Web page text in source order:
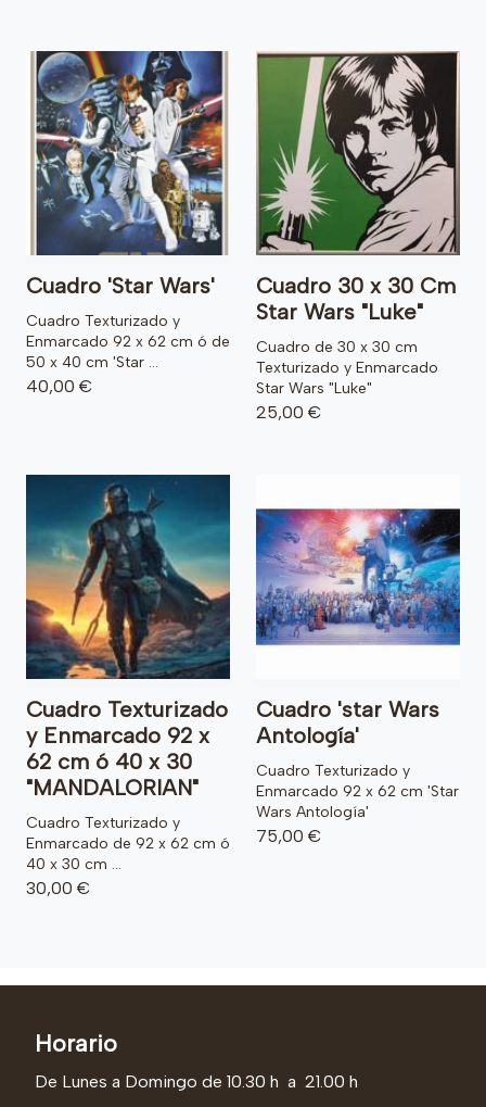
Cuadro 'Star Wars'
Cuadro Texturizado y
Enmarcado 92 x 62 cm ó de
50 x 40 cm 'Star ...
40,00 €
Cuadro 30 x 30 Cm
Star Wars "Luke"
Cuadro de 30 x 30 cm
Texturizado y Enmarcado
Star Wars "Luke"
25,00 €
Cuadro Texturizado
y Enmarcado 92 x
62 cm ó 40 x 30
"MANDALORIAN"
Cuadro Texturizado y
Enmarcado de 92 x 62 cm ó
40 x 30 cm ...
30,00 €
Cuadro 'star Wars
Antología'
Cuadro Texturizado y
Enmarcado 92 x 62 cm 'Star
Wars Antología'
75,00 €
Horario
De Lunes a Domingo de 10.30 h a 21.00 h